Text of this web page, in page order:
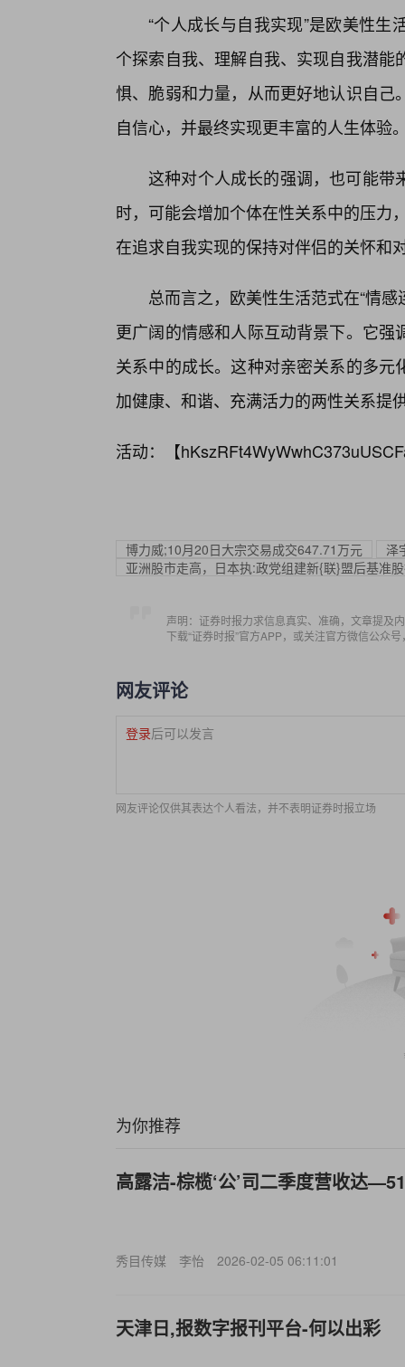
“个人成长与自我实现”是欧美性
个探索自我、理解自我、实现自我潜
惧、脆弱和力量，从而更好地认识自
自信心，并最终实现更丰富的人生体验
这种对个人成长的强调，也可能
时，可能会增加个体在性关系中的压力
在追求自我实现的保持对伴侣的关怀和
总而言之，欧美性生活范式在“情
更广阔的情感和人际互动背景下。它
关系中的成长。这种对亲密关系的多
加健康、和谐、充满活力的两性关系提
活动：【
博力威;10月20日大宗交易成交647.71万元
泽
亚洲股市走高，日本执:政党组建新{联}盟后基准
声明：证券时报力求信息真实、准确，文章提及
下载“证券时报”官方APP，或关注官方微信公众
网友评论
登录后可以发言
网友评论仅供其表达个人看法，并不表明证券时报立场
为你推荐
高露洁-棕榄‘公’司二季度营收达
秀目传媒 李怡 2026-02-05 06:11:01
天津日,报数字报刊平台-何以出彩